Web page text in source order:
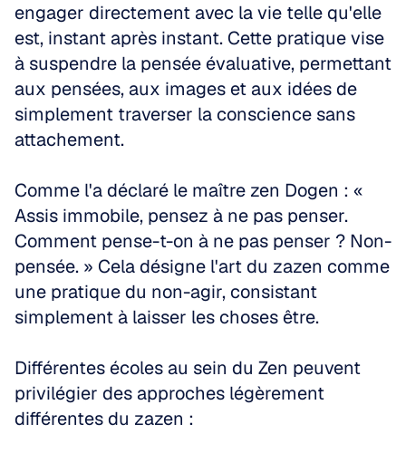
engager directement avec la vie telle qu'elle
est, instant après instant. Cette pratique vise
à suspendre la pensée évaluative, permettant
aux pensées, aux images et aux idées de
simplement traverser la conscience sans
attachement.
Comme l'a déclaré le maître zen Dogen : «
Assis immobile, pensez à ne pas penser.
Comment pense-t-on à ne pas penser ? Non-
pensée. » Cela désigne l'art du zazen comme
une pratique du non-agir, consistant
simplement à laisser les choses être.
Différentes écoles au sein du Zen peuvent
privilégier des approches légèrement
différentes du zazen :